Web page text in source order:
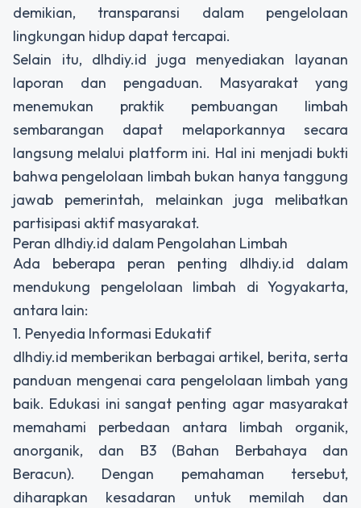
demikian, transparansi dalam pengelolaan
lingkungan hidup dapat tercapai.
Selain itu, dlhdiy.id juga menyediakan layanan
laporan dan pengaduan. Masyarakat yang
menemukan praktik pembuangan limbah
sembarangan dapat melaporkannya secara
langsung melalui platform ini. Hal ini menjadi bukti
bahwa pengelolaan limbah bukan hanya tanggung
jawab pemerintah, melainkan juga melibatkan
partisipasi aktif masyarakat.
Peran dlhdiy.id dalam Pengolahan Limbah
Ada beberapa peran penting dlhdiy.id dalam
mendukung pengelolaan limbah di Yogyakarta,
antara lain:
1. Penyedia Informasi Edukatif
dlhdiy.id memberikan berbagai artikel, berita, serta
panduan mengenai cara pengelolaan limbah yang
baik. Edukasi ini sangat penting agar masyarakat
memahami perbedaan antara limbah organik,
anorganik, dan B3 (Bahan Berbahaya dan
Beracun). Dengan pemahaman tersebut,
diharapkan kesadaran untuk memilah dan